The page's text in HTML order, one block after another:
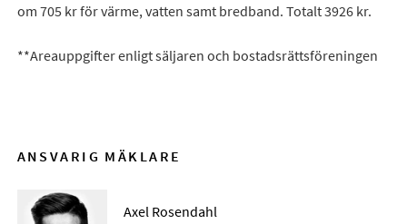
om 705 kr för värme, vatten samt bredband. Totalt 3926 kr.
**Areauppgifter enligt säljaren och bostadsrättsföreningen
ANSVARIG MÄKLARE
Axel Rosendahl